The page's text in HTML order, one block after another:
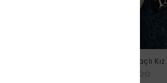
Truncu Saçlı Kız